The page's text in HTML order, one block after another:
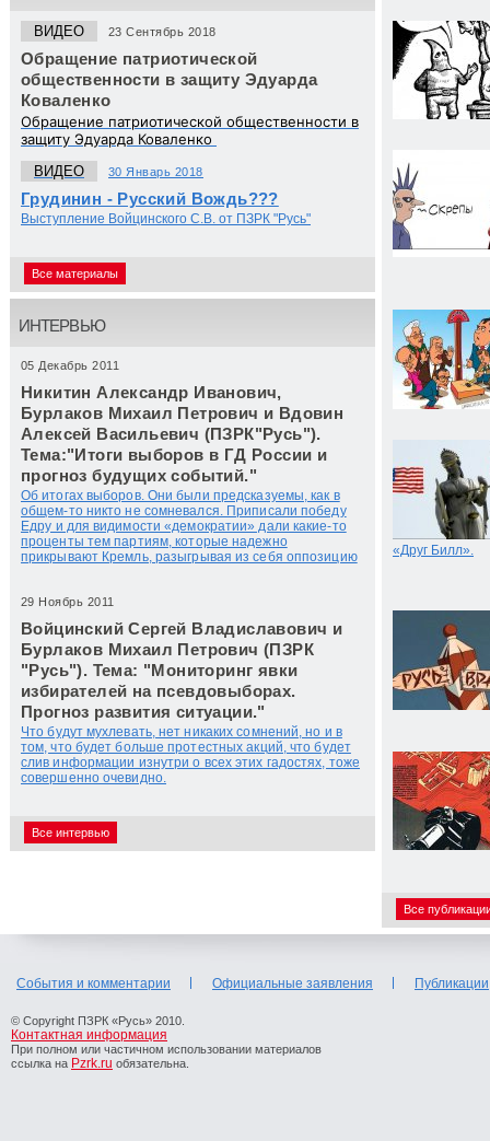
ВИДЕО 23 Сентябрь 2018
Обращение патриотической
общественности в защиту Эдуарда
Коваленко
Обращение патриотической общественности в
защиту Эдуарда Коваленко
ВИДЕО 30 Январь 2018
Грудинин - Русский Вождь???
Выступление Войцинского С.В. от ПЗРК "Русь"
Все материалы
ИНТЕРВЬЮ
05 Декабрь 2011
Никитин Александр Иванович,
Бурлаков Михаил Петрович и Вдовин
Алексей Васильевич (ПЗРК"Русь").
Тема:"Итоги выборов в ГД России и
прогноз будущих событий."
Об итогах выборов. Они были предсказуемы, как в
общем-то никто не сомневался. Приписали победу
Едру и для видимости «демократии» дали какие-то
проценты тем партиям, которые надежно
прикрывают Кремль, разыгрывая из себя оппозицию
29 Ноябрь 2011
Войцинский Сергей Владиславович и
Бурлаков Михаил Петрович (ПЗРК
"Русь"). Тема: "Мониторинг явки
избирателей на псевдовыборах.
Прогноз развития ситуации."
Что будут мухлевать, нет никаких сомнений, но и в
том, что будет больше протестных акций, что будет
слив информации изнутри о всех этих гадостях, тоже
совершенно очевидно.
Все интервью
«Друг Билл».
Все
События и комментарии Официальные заявления Публикации
© Copyright ПЗРК «Русь» 2010.
Контактная информация
При полном или частичном использовании материалов
ссылка на Pzrk.ru обязательна.